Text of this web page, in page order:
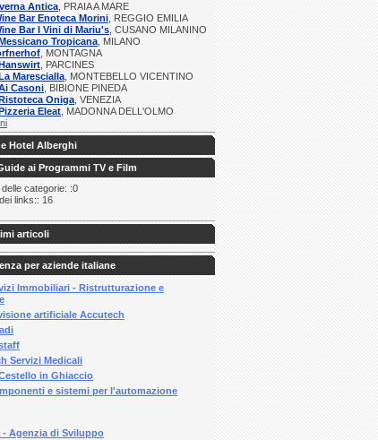
Antica , PRAIA A MARE
Bar Enoteca Morini , REGGIO EMILIA
Bar I Vini di Mariu's , CUSANO MILANINO
Tropicana , MILANO
, MONTAGNA
, PARCINES
Marescialla , MONTEBELLO VICENTINO
Casoni , BIBIONE PINEDA
Oniga , VENEZIA
Eleat , MADONNA DELL'OLMO
Hotel Alberghi
ai Programmi TV e Film
categorie: :0
links:: 16
articoli
per aziende italiane
Immobiliari - Ristrutturazione e
artificiale Accutech
Servizi Medicali
in Ghiaccio
e sistemi per l'automazione
- Agenzia di Sviluppo